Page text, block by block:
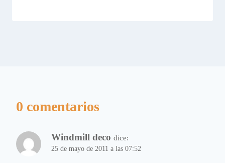
0 comentarios
Windmill deco dice:
25 de mayo de 2011 a las 07:52